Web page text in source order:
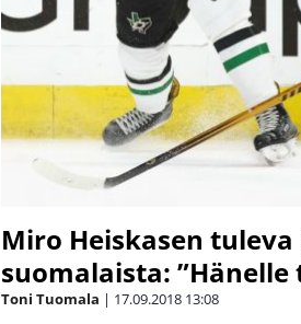
Miro Heiskasen
suomalaista:
Toni Tuomala | 17.09.2018 13:08